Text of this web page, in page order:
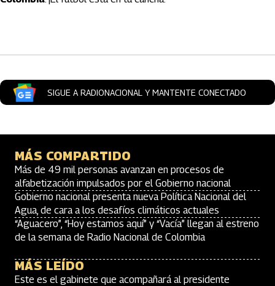
SIGUE A RADIONACIONAL Y MANTENTE CONECTADO
MÁS COMPARTIDO
Más de 49 mil personas avanzan en procesos de
alfabetización impulsados por el Gobierno nacional
Gobierno nacional presenta nueva Política Nacional del
Agua, de cara a los desafíos climáticos actuales
“Aguacero”, “Hoy estamos aquí” y “Vacía” llegan al estreno
de la semana de Radio Nacional de Colombia
MÁS LEÍDO
Este es el gabinete que acompañará al presidente